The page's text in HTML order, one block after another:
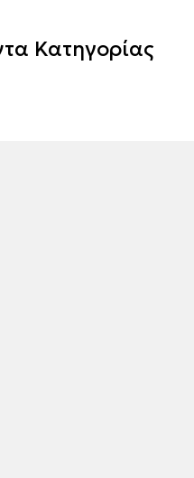
Κατηγορίας